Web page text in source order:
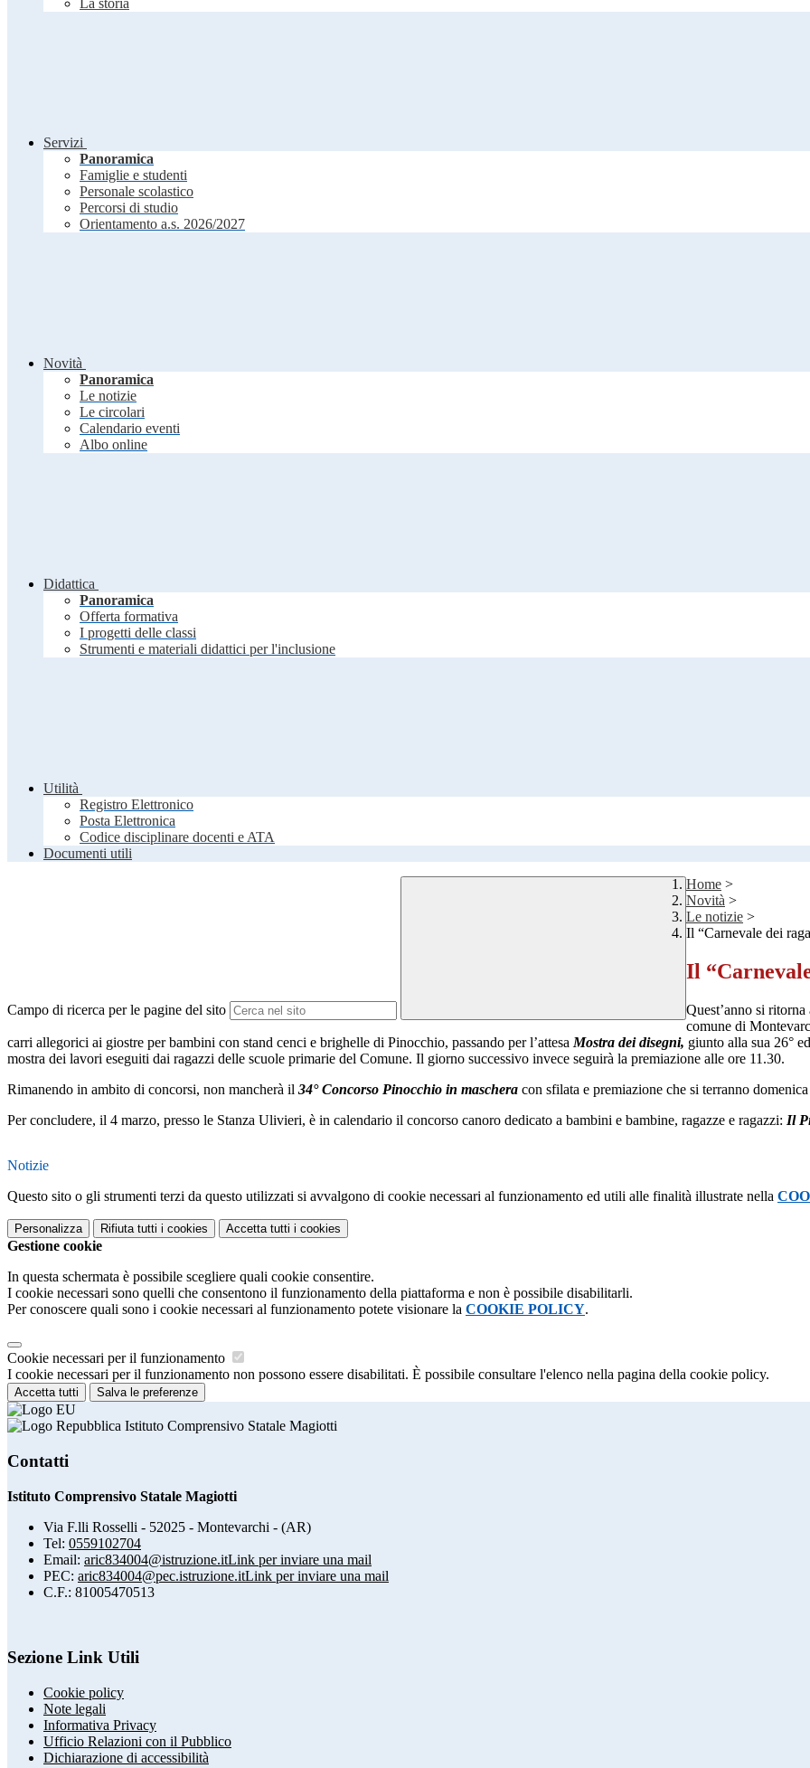
La storia
Servizi
Panoramica
Famiglie e studenti
Personale scolastico
Percorsi di studio
Orientamento a.s. 2026/2027
Novità
Panoramica
Le notizie
Le circolari
Calendario eventi
Albo online
Didattica
Panoramica
Offerta formativa
I progetti delle classi
Strumenti e materiali didattici per l'inclusione
Utilità
Registro Elettronico
Posta Elettronica
Codice disciplinare docenti e ATA
Documenti utili
Campo di ricerca per le pagine del sito
Home >
Novità >
Le notizie >
Il “Carnevale dei
Il
Quest’anno si
comune di
carri allegorici ai giostre per bambini con stand cenci e brighelle di Pinocchio, passando per l’attesa Mostra dei disegni, giunto alla sua 26°
mostra dei lavori eseguiti dai ragazzi delle scuole primarie del Comune. Il giorno successivo invece seguirà la premiazione alle ore 11.30.
Rimanendo in ambito di concorsi, non mancherà il 34° Concorso Pinocchio in maschera con sfilata e premiazione che si terranno
Per concludere, il 4 marzo, presso le Stanza Ulivieri, è in calendario il concorso canoro dedicato a bambini e bambine, ragazze e ragazzi: Il
Notizie
Questo sito o gli strumenti terzi da questo utilizzati si avvalgono di cookie necessari al funzionamento ed utili alle finalità illustrate nella
Personalizza Rifiuta tutti i cookies Accetta tutti i cookies
Gestione cookie
In questa schermata è possibile scegliere quali cookie consentire.
I cookie necessari sono quelli che consentono il funzionamento della piattaforma e non è possibile disabilitarli.
Per conoscere quali sono i cookie necessari al funzionamento potete visionare la COOKIE POLICY.
Cookie necessari per il funzionamento
I cookie necessari per il funzionamento non possono essere disabilitati. È possibile consultare l'elenco nella pagina della cookie policy.
Accetta tutti Salva le preferenze
Istituto Comprensivo Statale Magiotti
Contatti
Istituto Comprensivo Statale Magiotti
Via F.lli Rosselli - 52025 - Montevarchi - (AR)
Tel: 0559102704
Email: aric834004@istruzione.itLink per inviare una mail
PEC: aric834004@pec.istruzione.itLink per inviare una mail
C.F.: 81005470513
Sezione Link Utili
Cookie policy
Note legali
Informativa Privacy
Ufficio Relazioni con il Pubblico
Dichiarazione di accessibilità